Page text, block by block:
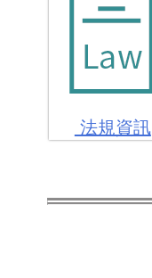
法規資訊